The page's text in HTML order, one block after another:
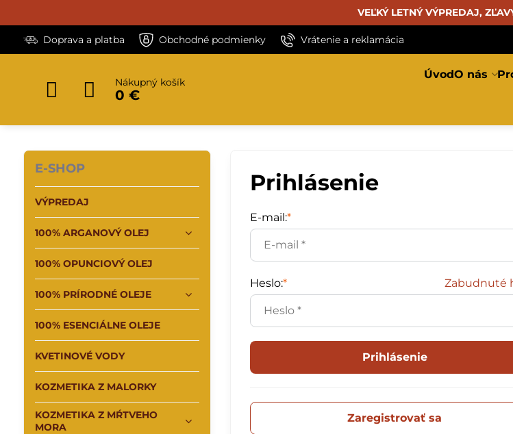
VEĽKÝ LETNÝ VÝPREDAJ,
Doprava a platba Obchodné podmienky Vrátenie a reklamácia
Nákupný košík
0 €
ÚvodO nás
Prihlásenie
E-mail:*
Zabudnuté
Heslo:*
Prihlásenie
Zaregistrovať sa
E-SHOP
VÝPREDAJ
100% ARGANOVÝ OLEJ
100% OPUNCIOVÝ OLEJ
100% PRÍRODNÉ OLEJE
100% ESENCIÁLNE OLEJE
KVETINOVÉ VODY
KOZMETIKA Z MALORKY
KOZMETIKA Z MŔTVEHO
MORA